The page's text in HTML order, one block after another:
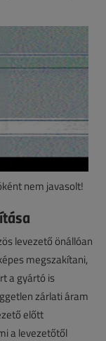
nem javasolt!
levezető önállóan
megszakítani,
a gyártó is
zárlati áram
előtt
a levezetőtől